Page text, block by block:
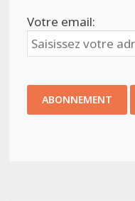
Votre email: